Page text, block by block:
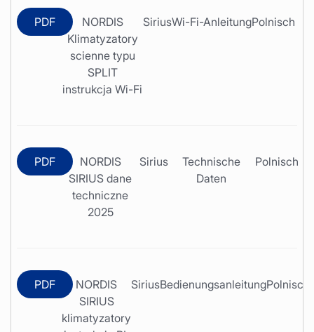
PDF
NORDIS
Klimatyzatory
scienne typu
SPLIT
instrukcja Wi-Fi
SiriusWi-Fi-AnleitungPolnisch
PDF
NORDIS
SIRIUS dane
techniczne
2025
Sirius
Technische
Daten
Polnisch
PDF
NORDIS
SIRIUS
klimatyzatory
SiriusBedienungsanleitungPolnisch